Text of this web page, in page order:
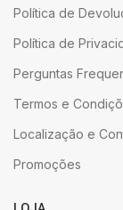
Política de
Política de
Perguntas
Termos e
Localização e
Promoções